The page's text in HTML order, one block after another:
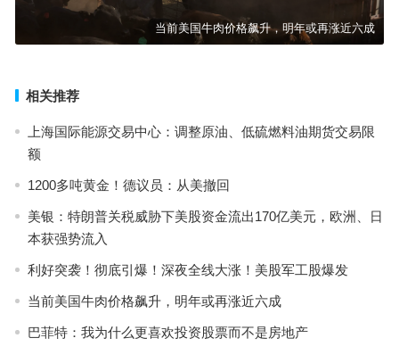
当前美国牛肉价格飙升，明年或再涨近六成
相关推荐
上海国际能源交易中心：调整原油、低硫燃料油期货交易限
额
1200多吨黄金！德议员：从美撤回
美银：特朗普关税威胁下美股资金流出170亿美元，欧洲、日
本获强势流入
利好突袭！彻底引爆！深夜全线大涨！美股军工股爆发
当前美国牛肉价格飙升，明年或再涨近六成
巴菲特：我为什么更喜欢投资股票而不是房地产